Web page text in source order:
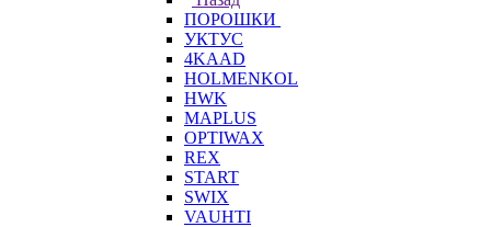
ПОРОШКИ
УКТУС
4KAAD
HOLMENKOL
HWK
MAPLUS
OPTIWAX
REX
START
SWIX
VAUHTI